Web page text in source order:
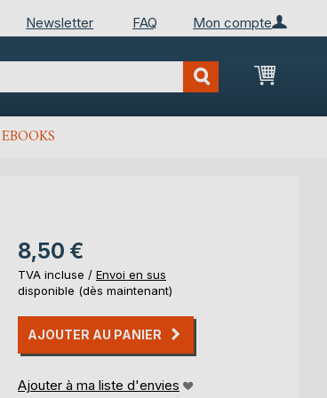
Mon compte
Newsletter FAQ
Mon
8,50 €
TVA incluse / Envoi en sus
disponible (dès maintenant)
AJOUTER AU PANIER
Ajouter à ma liste d'envies